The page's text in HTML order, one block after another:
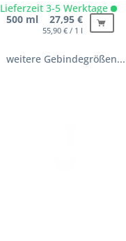
Lieferzeit 3-5 Werktage
500 ml 27,95 €
55,90 € / 1 l
weitere Gebindegrößen...